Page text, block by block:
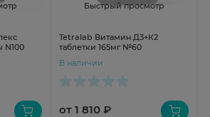
N100
Быстрый просмотр
Tetralab Витамин Д3+К2
таблетки 165мг №60
В наличии
от 1 810 ₽